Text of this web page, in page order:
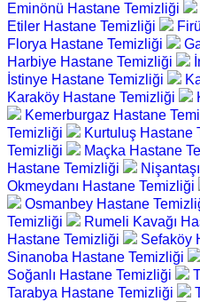
Eminönü Hastane Temizliği
Etiler Hastane Temizliği
Florya Hastane Temizliği
Harbiye Hastane Temizliği
İstinye Hastane Temizliği
Karaköy Hastane Temizliği
Kemerburgaz Hastane
Temizliği
Kurtuluş Hastane
Temizliği
Maçka Hastane
Hastane Temizliği
Okmeydanı Hastane Temizliği
Osmanbey Hastane
Temizliği
Rumeli Kavağı
Hastane Temizliği
Sefaköy
Sinanoba Hastane Temizliği
Soğanlı Hastane Temizliği
Tarabya Hastane Temizliği